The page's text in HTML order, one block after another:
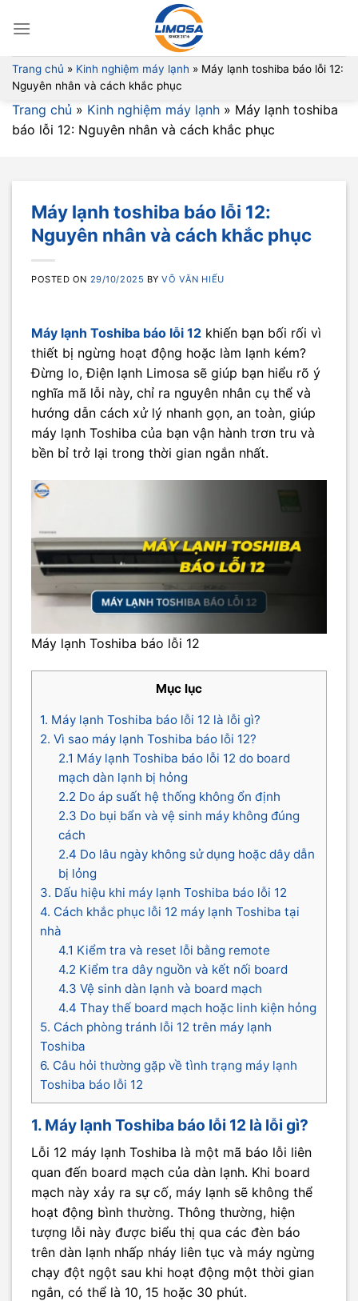
Trang chủ » Kinh nghiệm máy lạnh » Máy lạnh toshiba báo lỗi 12:
Nguyên nhân và cách khắc phục
Trang chủ » Kinh nghiệm máy lạnh » Máy lạnh toshiba
báo lỗi 12: Nguyên nhân và cách khắc phục
Máy lạnh toshiba báo lỗi 12:
Nguyên nhân và cách khắc phục
POSTED ON 29/10/2025 BYVÕ VĂN HIẾU
Máy lạnh Toshiba báo lỗi 12 khiến bạn bối rối vì
thiết bị ngừng hoạt động hoặc làm lạnh kém?
Đừng lo, Điện lạnh Limosa sẽ giúp bạn hiểu rõ ý
nghĩa mã lỗi này, chỉ ra nguyên nhân cụ thể và
hướng dẫn cách xử lý nhanh gọn, an toàn, giúp
máy lạnh Toshiba của bạn vận hành trơn tru và
bền bỉ trở lại trong thời gian ngắn nhất.
Máy lạnh Toshiba báo lỗi 12
Mục lục
1. Máy lạnh Toshiba báo lỗi 12 là lỗi gì?
2. Vì sao máy lạnh Toshiba báo lỗi 12?
2.1 Máy lạnh Toshiba báo lỗi 12 do board
mạch dàn lạnh bị hỏng
2.2 Do áp suất hệ thống không ổn định
2.3 Do bụi bẩn và vệ sinh máy không đúng
cách
2.4 Do lâu ngày không sử dụng hoặc dây dẫn
bị lỏng
3. Dấu hiệu khi máy lạnh Toshiba báo lỗi 12
4. Cách khắc phục lỗi 12 máy lạnh Toshiba tại
nhà
4.1 Kiểm tra và reset lỗi bằng remote
4.2 Kiểm tra dây nguồn và kết nối board
4.3 Vệ sinh dàn lạnh và board mạch
4.4 Thay thế board mạch hoặc linh kiện hỏng
5. Cách phòng tránh lỗi 12 trên máy lạnh
Toshiba
6. Câu hỏi thường gặp về tình trạng máy lạnh
Toshiba báo lỗi 12
1. Máy lạnh Toshiba báo lỗi 12 là lỗi gì?
Lỗi 12 máy lạnh Toshiba là một mã báo lỗi liên
quan đến board mạch của dàn lạnh. Khi board
mạch này xảy ra sự cố, máy lạnh sẽ không thể
hoạt động bình thường. Thông thường, hiện
tượng lỗi này được biểu thị qua các đèn báo
trên dàn lạnh nhấp nháy liên tục và máy ngừng
chạy đột ngột sau khi hoạt động một thời gian
ngắn, có thể là 10, 15 hoặc 30 phút.